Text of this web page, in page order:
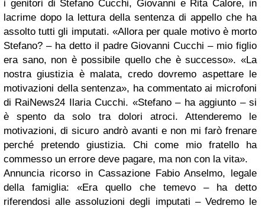
i genitori di Stefano Cucchi, Giovanni e Rita Calore, in
lacrime dopo la lettura della sentenza di appello che ha
assolto tutti gli imputati. «Allora per quale motivo è morto
Stefano? – ha detto il padre Giovanni Cucchi – mio figlio
era sano, non è possibile quello che è successo». «La
nostra giustizia è malata, credo dovremo aspettare le
motivazioni della sentenza», ha commentato ai microfoni
di RaiNews24 Ilaria Cucchi. «Stefano – ha aggiunto – si
è spento da solo tra dolori atroci. Attenderemo le
motivazioni, di sicuro andrò avanti e non mi farò frenare
perché pretendo giustizia. Chi come mio fratello ha
commesso un errore deve pagare, ma non con la vita».
Annuncia ricorso in Cassazione Fabio Anselmo, legale
della famiglia: «Era quello che temevo – ha detto
riferendosi alle assoluzioni degli imputati – Vedremo le